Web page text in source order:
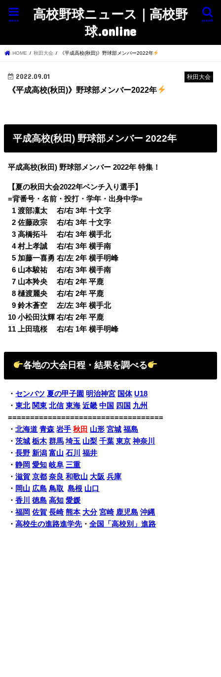
高校野球ニュース｜高校野
球.online
search
menu
HOME 秋田大会 《平成高校(秋田)》野球部メンバー2022年
秋田大会
2022.09.01
《平成高校(秋田)》野球部メンバー2022年
平成高校(秋田) 野球部メンバー 2022年
平成高校(秋田) 野球部メンバー 2022年 特集！
【夏の秋田大会2022年ベンチ入り選手】
=背番号・名前・投打・学年・出身中学=
1 渡部凜太 右/右 3年 十文字
02 佐藤政宗 右/右 3年 十文字
03 高橋拓斗 右/右 3年 横手北
04 村上孝誠 右/右 3年 横手南
05 加藤一喜勇 右/左 2年 横手明峰
06 山本駿祐 右/右 3年 横手南
07 山本羚央 右/右 2年 平鹿
08 樋渡麗央 右/右 2年 平鹿
09 鈴木蒼空 左/左 3年 横手北
10 小松田汰輝 右/右 2年 平鹿
11 上田琉桜 右/右 1年 横手明峰
各地の大会日程・結果を調べる
・ センバツ 夏の甲子園 明治神宮 国体 U18
・東北 関東 北信 東海 近畿 中国 四国 九州
===================================
・北海道 青森 岩手 秋田 山形 宮城 福島
・茨城 栃木 群馬 埼玉 山梨 千葉 東京 神奈川
・長野 新潟 富山 石川
福井
・静岡 愛知 岐阜 三重
・滋賀 京都 奈良 和歌山 大阪 兵庫
・ 岡山 広島 鳥取 島根 山口
・香川 徳島 高知 愛媛
・福岡 佐賀 長崎 熊本 大分 宮崎 鹿児島 沖縄
・高校生の進路進学先・全国「高校別」進路